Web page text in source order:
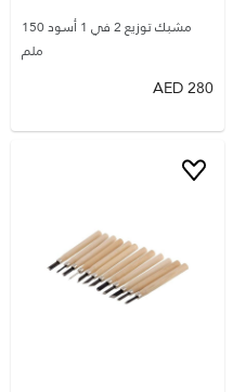
مشبك توزيع 2 في 1 أسود 150
ملم
280
AED